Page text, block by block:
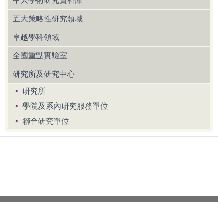
五大策略性研究領域
卓越學科領域
全國重點實驗室
研究所及研究中心
研究所
學院及系內研究服務單位
聯合研究單位